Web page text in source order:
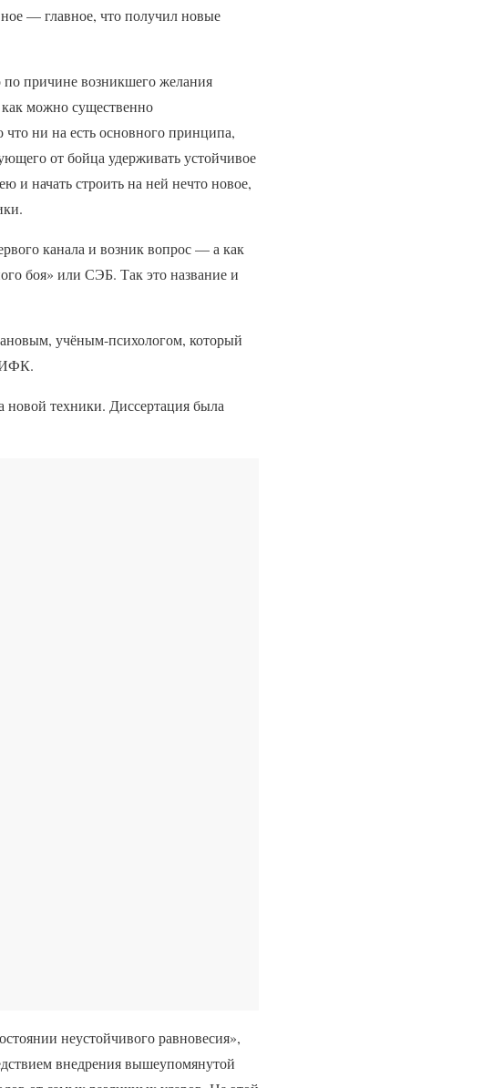
— главное, что получил новые
по причине возникшего желания
как можно существенно
что ни на есть основного принципа,
от бойца удерживать устойчивое
и начать строить на ней нечто новое,
канала и возник вопрос — а как
боя» или СЭБ. Так это название и
учёным-психологом, который
новой техники. Диссертация была
неустойчивого равновесия»,
внедрения вышеупомянутой